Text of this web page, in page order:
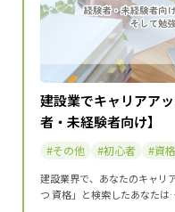
建設業でキャリアア
者・未経験者向け】
その他 初心者 資格
建設業界で、あなたのキャリ
つ 資格」と検索したあなた